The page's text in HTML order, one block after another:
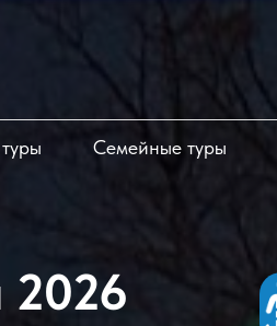
Семейные туры
2026